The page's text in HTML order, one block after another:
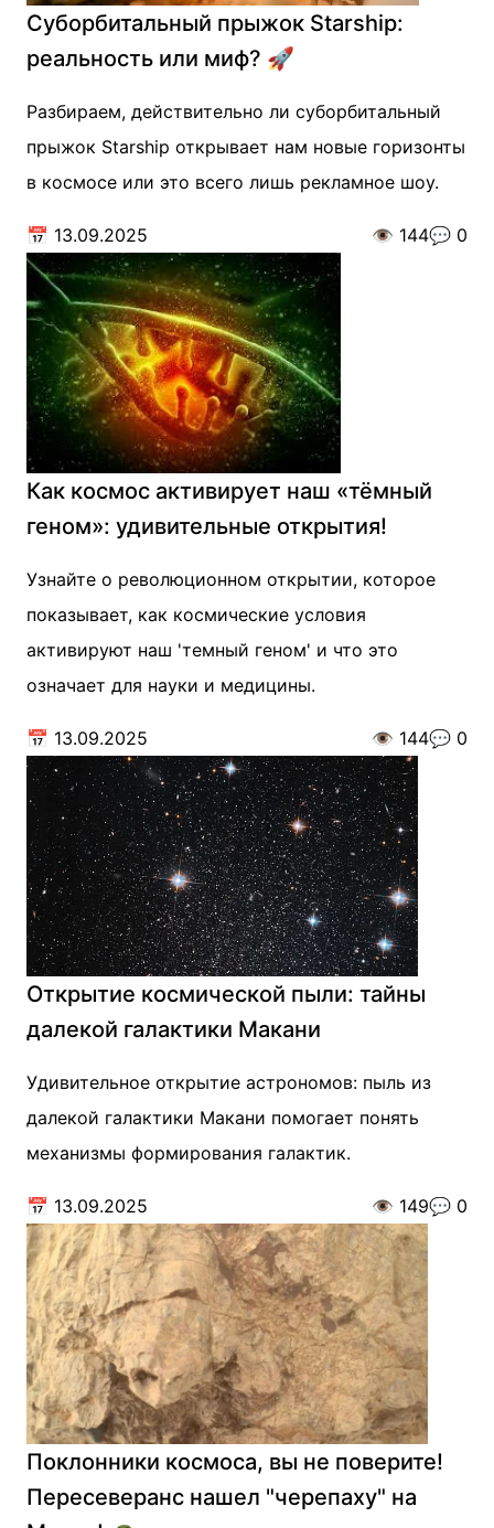
Суборбитальный прыжок Starship:
реальность или миф? 🚀
Разбираем, действительно ли суборбитальный
прыжок Starship открывает нам новые горизонты
в космосе или это всего лишь рекламное шоу.
📅 13.09.2025 👁️ 144💬 0
Как космос активирует наш «тёмный
геном»: удивительные открытия!
Узнайте о революционном открытии, которое
показывает, как космические условия
активируют наш 'темный геном' и что это
означает для науки и медицины.
📅 13.09.2025 👁️ 144💬 0
Открытие космической пыли: тайны
далекой галактики Макани
Удивительное открытие астрономов: пыль из
далекой галактики Макани помогает понять
механизмы формирования галактик.
📅 13.09.2025 👁️ 149💬 0
Поклонники космоса, вы не поверите!
Пересеверанс нашел "черепаху" на